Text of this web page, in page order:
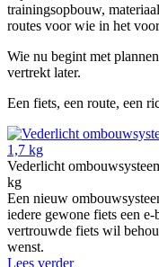
trainingsopbouw,
routes voor wie in het
Wie nu begint met
vertrekt later.
Een fiets, een route, een
Vederlicht
kg
Een nieuw
iedere gewone fiets een
vertrouwde fiets wil
wenst.
Lees verder